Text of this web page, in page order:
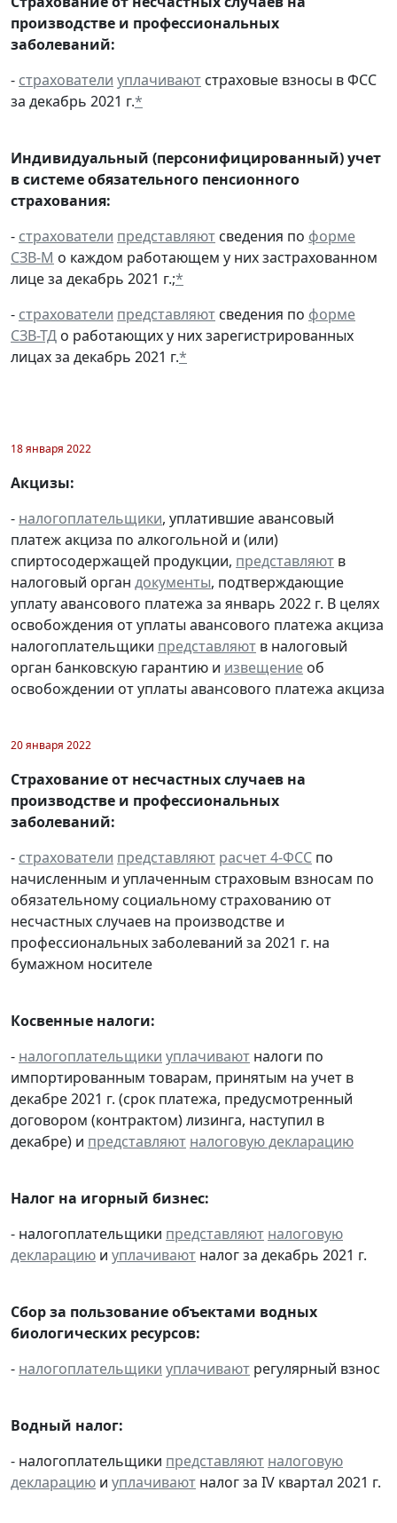
производстве и профессиональных
заболеваний:
- страхователи уплачивают страховые взносы в ФСС
за декабрь 2021 г.*
Индивидуальный (персонифицированный) учет
в системе обязательного пенсионного
страхования:
- страхователи представляют сведения по форме
СЗВ-М о каждом работающем у них застрахованном
лице за декабрь 2021 г.;*
- страхователи представляют сведения по форме
СЗВ-ТД о работающих у них зарегистрированных
лицах за декабрь 2021 г.*
18 января 2022
Акцизы:
- налогоплательщики, уплатившие авансовый
платеж акциза по алкогольной и (или)
спиртосодержащей продукции, представляют в
налоговый орган документы, подтверждающие
уплату авансового платежа за январь 2022 г. В целях
освобождения от уплаты авансового платежа акциза
налогоплательщики представляют в налоговый
орган банковскую гарантию и извещение об
освобождении от уплаты авансового платежа акциза
20 января 2022
Страхование от несчастных случаев на
производстве и профессиональных
заболеваний:
- страхователи представляют расчет 4-ФСС по
начисленным и уплаченным страховым взносам по
обязательному социальному страхованию от
несчастных случаев на производстве и
профессиональных заболеваний за 2021 г. на
бумажном носителе
Косвенные налоги:
- налогоплательщики уплачивают налоги по
импортированным товарам, принятым на учет в
декабре 2021 г. (срок платежа, предусмотренный
договором (контрактом) лизинга, наступил в
декабре) и представляют налоговую декларацию
Налог на игорный бизнес:
- налогоплательщики представляют налоговую
декларацию и уплачивают налог за декабрь 2021 г.
Сбор за пользование объектами водных
биологических ресурсов:
- налогоплательщики уплачивают регулярный взнос
Водный налог:
- налогоплательщики представляют налоговую
декларацию и уплачивают налог за IV квартал 2021 г.